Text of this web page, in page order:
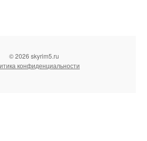
© 2026 skyrim5.ru
конфиденциальности